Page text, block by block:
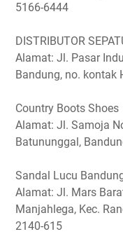
5166-6444
DISTRIBUTOR
Alamat: Jl. Pasar
Bandung, no. kontak
Country Boots Shoes
Alamat: Jl. Samoja
Batununggal,
Sandal Lucu
Alamat: Jl. Mars
Manjahlega, Kec.
2140-615